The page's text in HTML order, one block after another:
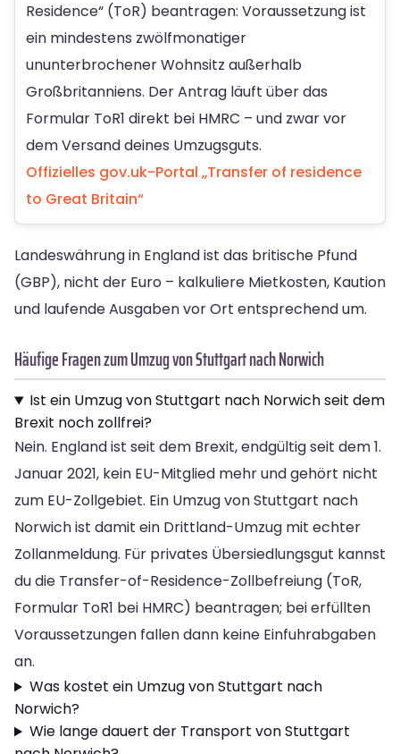
Residence“ (ToR) beantragen: Voraussetzung ist
ein mindestens zwölfmonatiger
ununterbrochener Wohnsitz außerhalb
Großbritanniens. Der Antrag läuft über das
Formular ToR1 direkt bei HMRC – und zwar vor
dem Versand deines Umzugsguts.
Offizielles gov.uk-Portal „Transfer of residence
to Great Britain“
Landeswährung in England ist das britische Pfund
(GBP), nicht der Euro – kalkuliere Mietkosten, Kaution
und laufende Ausgaben vor Ort entsprechend um.
Häufige Fragen zum Umzug von Stuttgart nach Norwich
Ist ein Umzug von Stuttgart nach Norwich seit dem
Brexit noch zollfrei?
Nein. England ist seit dem Brexit, endgültig seit dem 1.
Januar 2021, kein EU-Mitglied mehr und gehört nicht
zum EU-Zollgebiet. Ein Umzug von Stuttgart nach
Norwich ist damit ein Drittland-Umzug mit echter
Zollanmeldung. Für privates Übersiedlungsgut kannst
du die Transfer-of-Residence-Zollbefreiung (ToR,
Formular ToR1 bei HMRC) beantragen; bei erfüllten
Voraussetzungen fallen dann keine Einfuhrabgaben
an.
Was kostet ein Umzug von Stuttgart nach
Norwich?
Wie lange dauert der Transport von Stuttgart